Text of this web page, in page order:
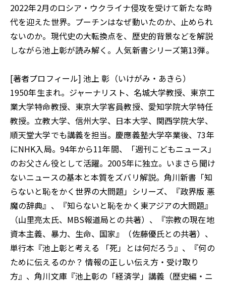
2022年2月のロシア・ウクライナ侵攻を受けて新たな時
代を迎えた世界。プーチンはなぜ動いたのか、止められ
ないのか。現代史の大転換点を、歴史的背景などを解説
しながら池上彰が読み解く。人気新書シリーズ第13弾。
[著者プロフィール] 池上 彰（いけがみ・あきら）
1950年生まれ。ジャーナリスト、名城大学教授、東京工
業大学特命教授、東京大学客員教授、愛知学院大学特任
教授。立教大学、信州大学、日本大学、関西学院大学、
順天堂大学でも講義を担当。慶應義塾大学卒業後、73年
にNHK入局。94年から11年間、「週刊こどもニュース」
のお父さん役として活躍。2005年に独立。いまさら聞け
ないニュースの基本と本質をズバリ解説。角川新書「知
らないと恥をかく世界の大問題」シリーズ、『政界版 悪
魔の辞典』、『知らないと恥をかく東アジアの大問題』
（山里亮太氏、MBS報道局との共著）、『宗教の現在地
資本主義、暴力、生命、国家』（佐藤優氏との共著）、
単行本『池上彰と考える 「死」とは何だろう』、『何の
ために伝えるのか？ 情報の正しい伝え方・受け取り
方』、角川文庫『池上彰の「経済学」講義（歴史編・ニ